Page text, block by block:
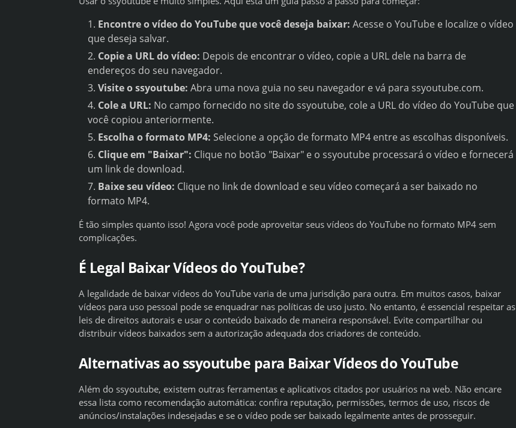
Encontre o vídeo do YouTube que você deseja baixar: Acesse o YouTube e localize o vídeo
que deseja salvar.
Copie a URL do vídeo: Depois de encontrar o vídeo, copie a URL dele na barra de
endereços do seu navegador.
Visite o ssyoutube: Abra uma nova guia no seu navegador e vá para ssyoutube.com.
Cole a URL: No campo fornecido no site do ssyoutube, cole a URL do vídeo do YouTube que
você copiou anteriormente.
Escolha o formato MP4: Selecione a opção de formato MP4 entre as escolhas disponíveis.
Clique em "Baixar": Clique no botão "Baixar" e o ssyoutube processará o vídeo e fornecerá
um link de download.
Baixe seu vídeo: Clique no link de download e seu vídeo começará a ser baixado no
formato MP4.
É tão simples quanto isso! Agora você pode aproveitar seus vídeos do YouTube no formato MP4 sem
complicações.
É Legal Baixar Vídeos do YouTube?
A legalidade de baixar vídeos do YouTube varia de uma jurisdição para outra. Em muitos casos, baixar
vídeos para uso pessoal pode se enquadrar nas políticas de uso justo. No entanto, é essencial respeitar as
leis de direitos autorais e usar o conteúdo baixado de maneira responsável. Evite compartilhar ou
distribuir vídeos baixados sem a autorização adequada dos criadores de conteúdo.
Alternativas ao ssyoutube para Baixar Vídeos do YouTube
Além do ssyoutube, existem outras ferramentas e aplicativos citados por usuários na web. Não encare
essa lista como recomendação automática: confira reputação, permissões, termos de uso, riscos de
anúncios/instalações indesejadas e se o vídeo pode ser baixado legalmente antes de prosseguir.